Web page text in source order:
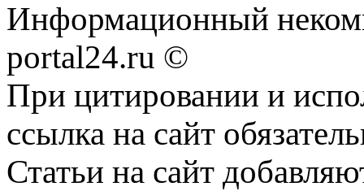
Информационный
portal24.ru ©
При цитировании и
ссылка на сайт
Статьи на сайт